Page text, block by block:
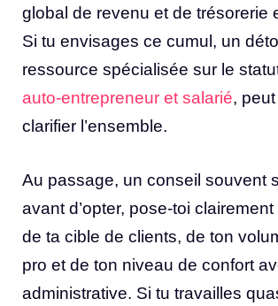
global de revenu et de trésorerie
Si tu envisages ce cumul, un
ressource spécialisée sur le
auto-entrepreneur et salarié, peut
clarifier l’ensemble.
Au passage, un conseil souvent
avant d’opter, pose-toi
de ta cible de clients, de ton
pro et de ton niveau de confort
administrative. Si tu travailles